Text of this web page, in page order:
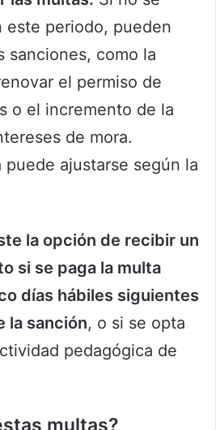
este periodo, pueden
sanciones, como la
el permiso de
o el incremento de la
de mora.
puede ajustarse según la
la opción de recibir un
si se paga la multa
días hábiles siguientes
la sanción, o si se opta
pedagógica de
multas?